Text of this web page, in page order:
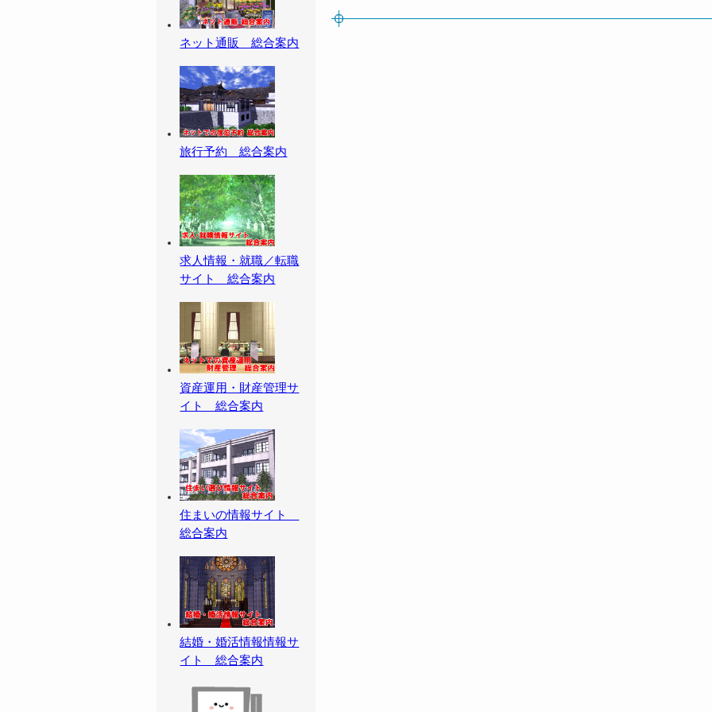
ネット通販 総合案内
旅行予約 総合案内
求人情報・就職／転職
サイト 総合案内
資産運用・財産管理サ
イト 総合案内
住まいの情報サイト
総合案内
結婚・婚活情報情報サ
イト 総合案内